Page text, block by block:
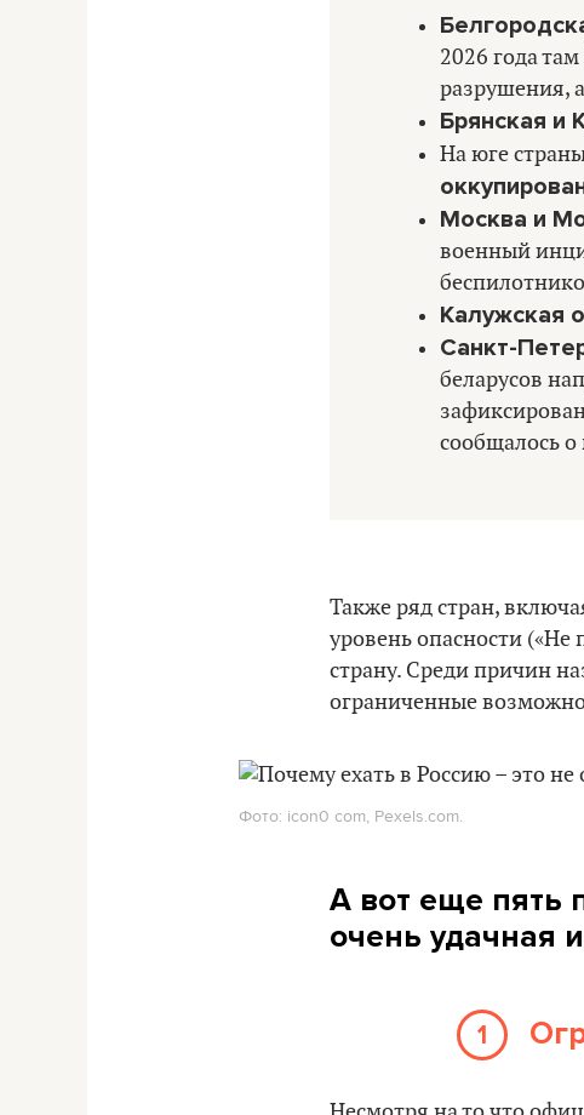
2026 года
разрушения,
Брянская и
На юге
Москва и
военный
Калужская
Санкт-
беларусов
сообщалось о
Также ряд стран,
уровень опасности («Не
страну. Среди причин
ограниченные
Фото: icon0 com, Pexels.com.
А вот еще пять
очень удачная
1